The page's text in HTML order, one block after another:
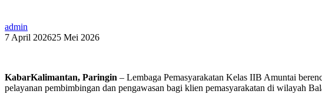
admin
7 April 202625 Mei 2026
KabarKalimantan, Paringin – Lembaga Pemasyarakatan Kelas IIB Amuntai
pelayanan pembimbingan dan pengawasan bagi klien pemasyarakatan di wilayah